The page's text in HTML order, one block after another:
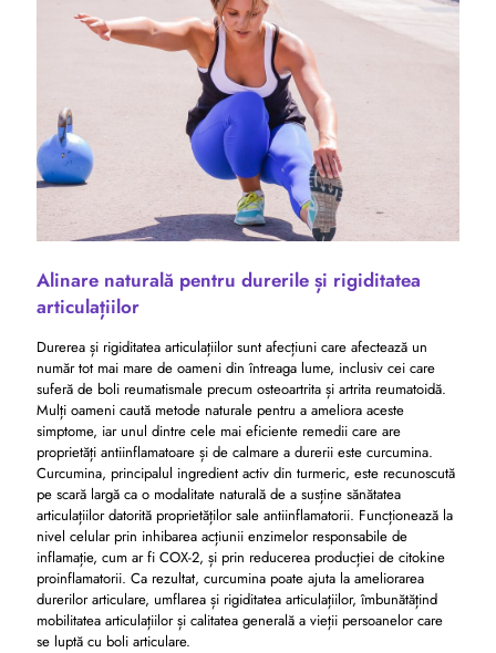
Alinare naturală pentru durerile și rigiditatea
articulațiilor
Durerea și rigiditatea articulațiilor sunt afecțiuni care afectează un
număr tot mai mare de oameni din întreaga lume, inclusiv cei care
suferă de boli reumatismale precum osteoartrita și artrita reumatoidă.
Mulți oameni caută metode naturale pentru a ameliora aceste
simptome, iar unul dintre cele mai eficiente remedii care are
proprietăți antiinflamatoare și de calmare a durerii este curcumina.
Curcumina, principalul ingredient activ din turmeric, este recunoscută
pe scară largă ca o modalitate naturală de a susține sănătatea
articulațiilor datorită proprietăților sale antiinflamatorii. Funcționează la
nivel celular prin inhibarea acțiunii enzimelor responsabile de
inflamație, cum ar fi COX-2, și prin reducerea producției de citokine
proinflamatorii. Ca rezultat, curcumina poate ajuta la ameliorarea
durerilor articulare, umflarea și rigiditatea articulațiilor, îmbunătățind
mobilitatea articulațiilor și calitatea generală a vieții persoanelor care
se luptă cu boli articulare.